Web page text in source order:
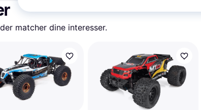
matcher dine interesser.